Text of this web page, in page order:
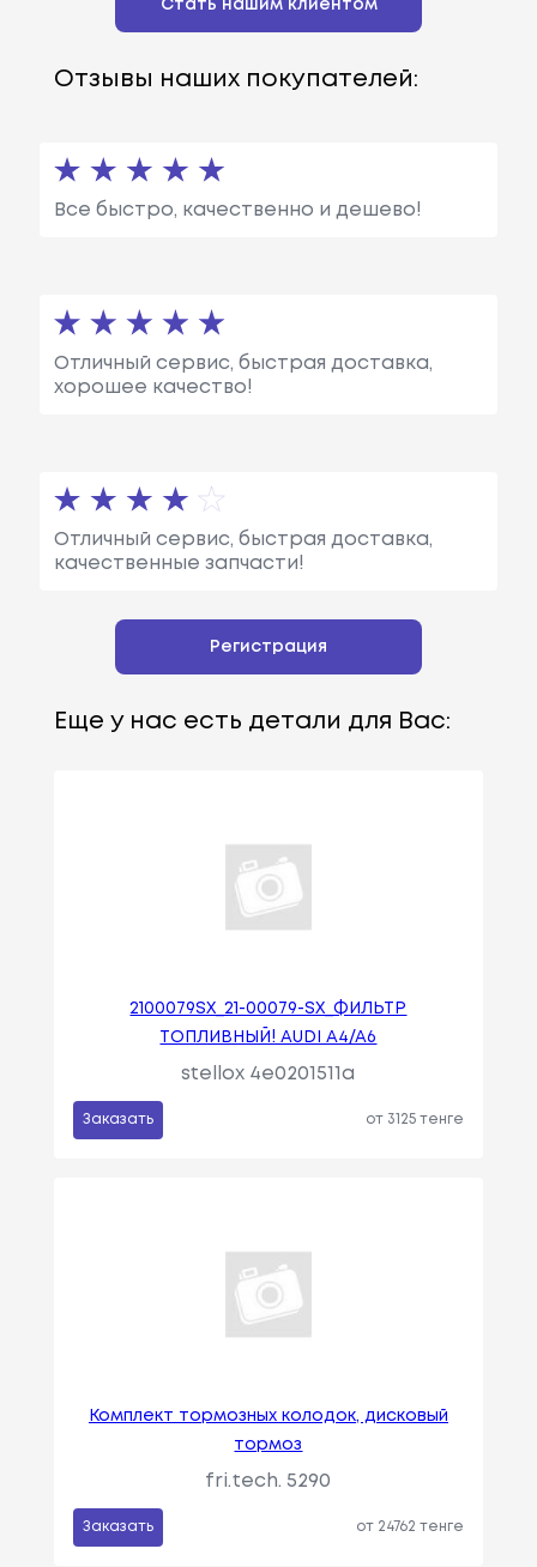
Стать нашим клиентом
Отзывы наших покупателей:
Все быстро, качественно и дешево!
Отличный сервис, быстрая доставка,
хорошее качество!
Отличный сервис, быстрая доставка,
качественные запчасти!
Регистрация
Еще у нас есть детали для Вас:
2100079SX_21-00079-SX_ФИЛЬТР
ТОПЛИВНЫЙ! AUDI A4/A6
stellox 4e0201511a
Заказать от 3125 тенге
Комплект тормозных колодок, дисковый
тормоз
fri.tech. 5290
Заказать от 24762 тенге